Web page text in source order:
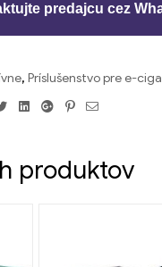
predajcu cez
,Príslušenstvo pre e-
TwitterLinkedinGoogle+Pinterest
Email
produktov